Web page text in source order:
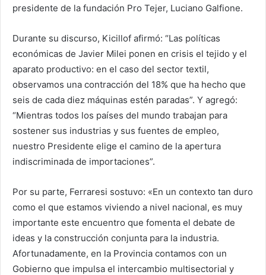
presidente de la fundación Pro Tejer, Luciano Galfione.
Durante su discurso, Kicillof afirmó: “Las políticas
económicas de Javier Milei ponen en crisis el tejido y el
aparato productivo: en el caso del sector textil,
observamos una contracción del 18% que ha hecho que
seis de cada diez máquinas estén paradas”. Y agregó:
“Mientras todos los países del mundo trabajan para
sostener sus industrias y sus fuentes de empleo,
nuestro Presidente elige el camino de la apertura
indiscriminada de importaciones”.
Por su parte, Ferraresi sostuvo: «En un contexto tan duro
como el que estamos viviendo a nivel nacional, es muy
importante este encuentro que fomenta el debate de
ideas y la construcción conjunta para la industria.
Afortunadamente, en la Provincia contamos con un
Gobierno que impulsa el intercambio multisectorial y